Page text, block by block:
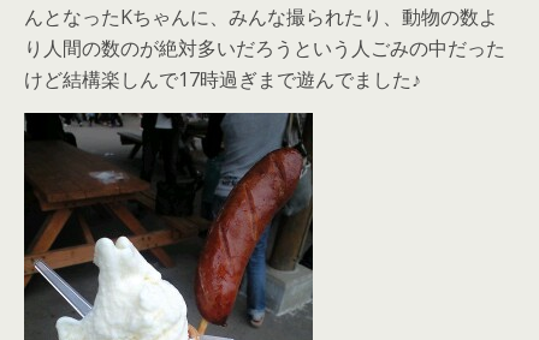
んとなったKちゃんに、みんな撮られたり、動物の数よ
り人間の数のが絶対多いだろうという人ごみの中だった
けど結構楽しんで17時過ぎまで遊んでました♪